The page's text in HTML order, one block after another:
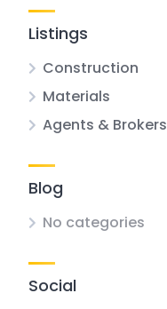
Listings
Construction
Materials
Agents & Brokers
Blog
No categories
Social